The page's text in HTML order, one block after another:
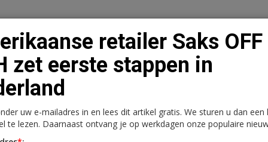
Vacaturebank
Kantoren Retail Logistiek Juridisch | Fiscaal
retailer Saks OFF
zet eerste stappen in
uw e-mailadres in en lees dit artikel gratis. We sturen u dan een
te lezen. Daarnaast ontvang je op werkdagen onze populaire